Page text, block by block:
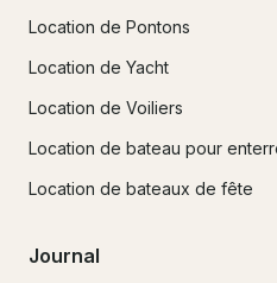
Location de Pontons
Location de Yacht
Location de Voiliers
Location de bateau pour
Location de bateaux de fête
Journal